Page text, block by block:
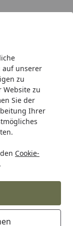
auf unserer
zu
zu
Sie der
Ihrer
Cookie-
Hotline
& Pool-
Bike Lift Quadständer
Quad